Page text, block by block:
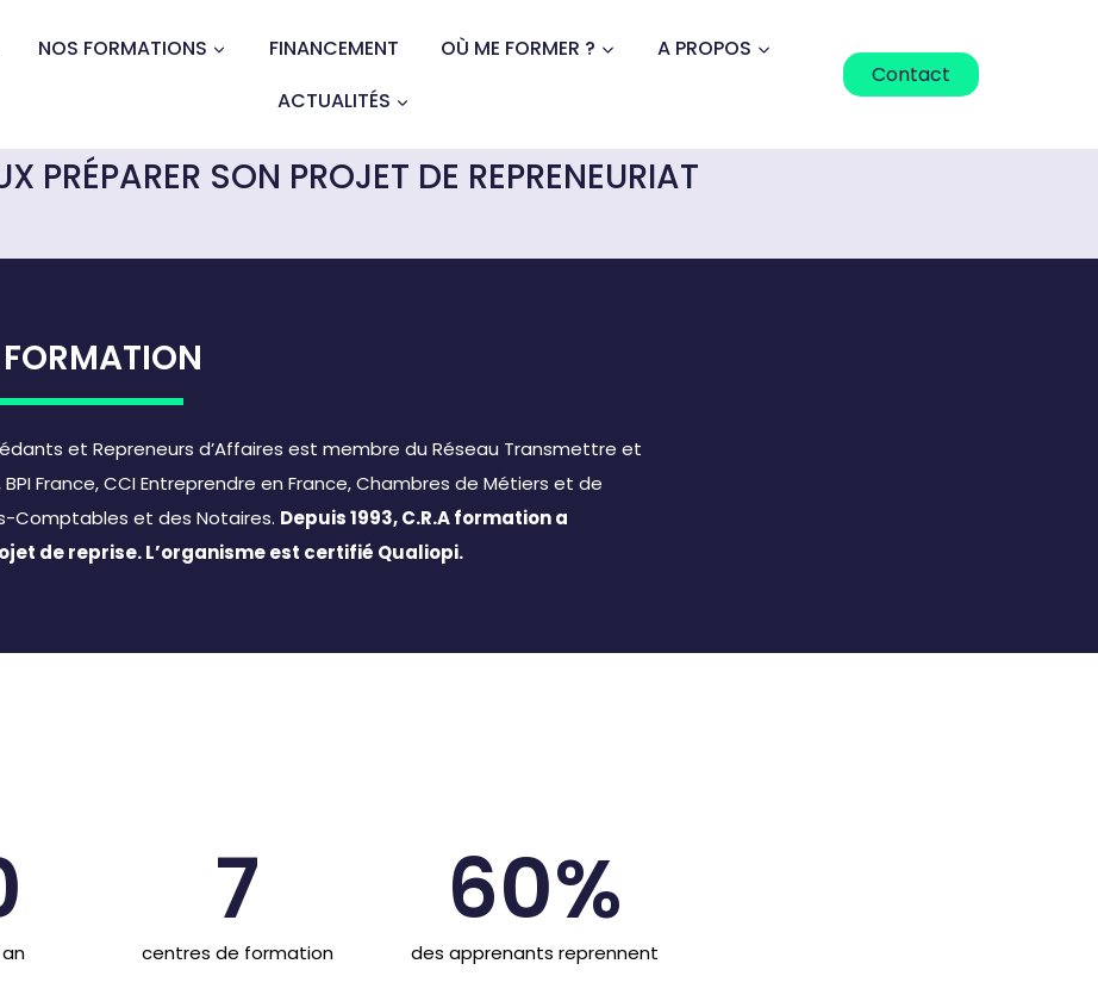
NOS FORMATIONS FINANCEMENT OÙ ME FORMER ?
A PROPOS
ACTUALITÉS
Contact
PRÉPARER SON PROJET DE REPRENEURIAT​
et Repreneurs d’Affaires est membre du Réseau Transmettre et
France, CCI Entreprendre en France, Chambres de Métiers et de
Comptables et des Notaires. Depuis 1993, C.R.A formation a
de reprise. L’organisme est certifié Qualiopi.
centres de formation
7
des apprenants reprennent
60%